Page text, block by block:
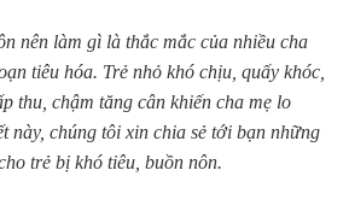
nên làm gì là thắc mắc của nhiều cha
tiêu hóa. Trẻ nhỏ khó chịu, quấy khóc,
thu, chậm tăng cân khiến cha mẹ lo
này, chúng tôi xin chia sẻ tới bạn những
trẻ bị khó tiêu, buồn nôn.